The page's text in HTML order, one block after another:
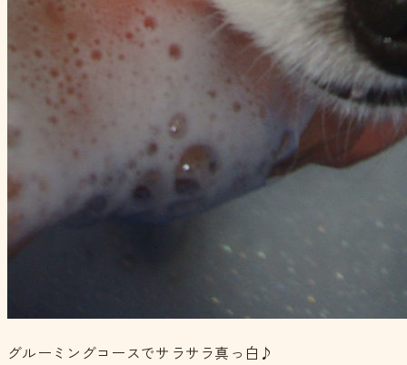
グルーミングコースでサラサラ真っ白♪